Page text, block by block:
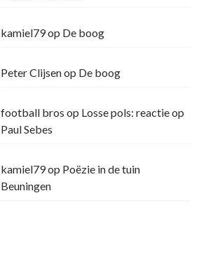
kamiel79op De boog
Peter Clijsenop De boog
football bros op Losse pols: reactie op
Paul Sebes
kamiel79op Poëzie in de tuin
Beuningen